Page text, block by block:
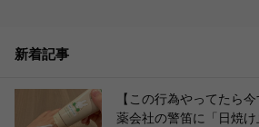
新着記事
【この行為やってたら
薬会社の警笛に「日焼